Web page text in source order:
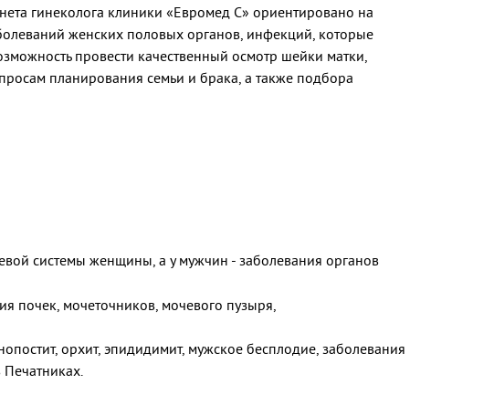
гинеколога клиники «Евромед С» ориентировано на
женских половых органов, инфекций, которые
провести качественный осмотр шейки матки,
планирования семьи и брака, а также подбора
системы женщины, а у мужчин - заболевания органов
почек, мочеточников, мочевого пузыря,
орхит, эпидидимит, мужское бесплодие, заболевания